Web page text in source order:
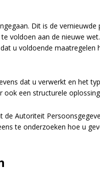
Dit is de
voldoen aan de nieuwe
u voldoende
dat u verwerkt en het
een structurele
Autoriteit
te onderzoeken hoe u